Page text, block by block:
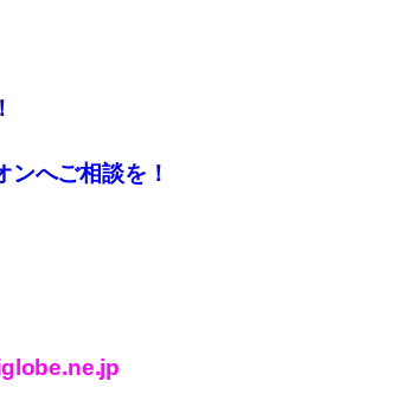
へご相談を！